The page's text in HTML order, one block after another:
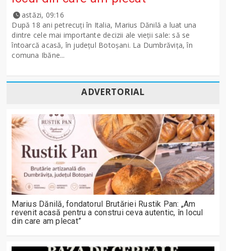
astăzi, 09:16
După 18 ani petrecuți în Italia, Marius Dănilă a luat una
dintre cele mai importante decizii ale vieții sale: să se
întoarcă acasă, în județul Botoșani. La Dumbrăvița, în
comuna Ibăne...
ADVERTORIAL
Marius Dănilă, fondatorul Brutăriei Rustik Pan: „Am
revenit acasă pentru a construi ceva autentic, în locul
din care am plecat”